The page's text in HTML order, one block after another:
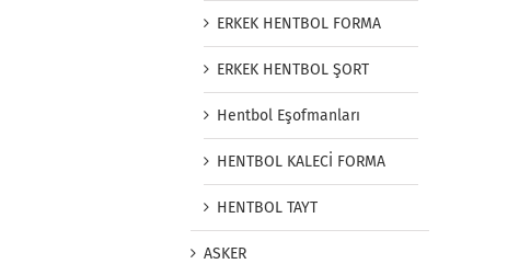
ERKEK HENTBOL FORMA
ERKEK HENTBOL ŞORT
Hentbol Eşofmanları
HENTBOL KALECİ FORMA
HENTBOL TAYT
ASKER